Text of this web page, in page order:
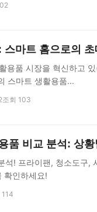
마트 홈으로의 초
용품 시장을 혁신하고
스마트 생활용품...
조회 103
품 비교 분석: 상황
석! 프라이팬, 청소도구,
확인하세요!
114